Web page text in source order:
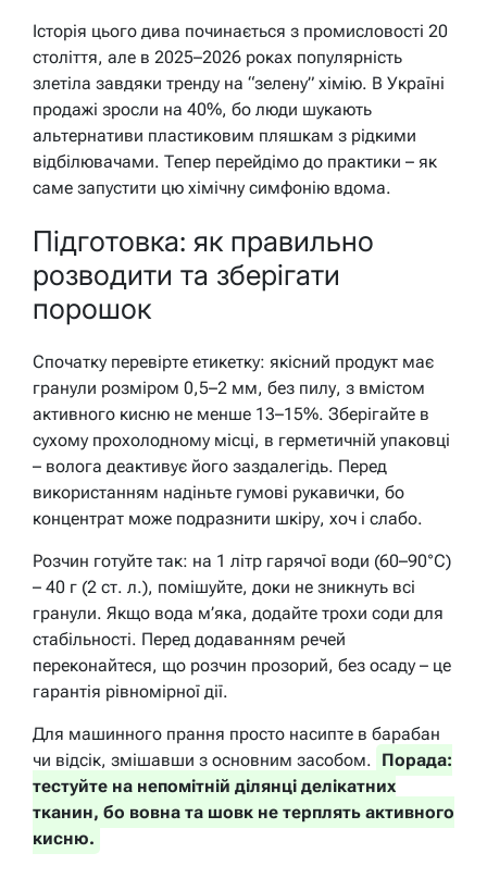
Історія цього дива починається з промисловості 20
століття, але в 2025–2026 роках популярність
злетіла завдяки тренду на “зелену” хімію. В Україні
продажі зросли на 40%, бо люди шукають
альтернативи пластиковим пляшкам з рідкими
відбілювачами. Тепер перейдімо до практики – як
саме запустити цю хімічну симфонію вдома.
Підготовка: як правильно
розводити та зберігати
порошок
Спочатку перевірте етикетку: якісний продукт має
гранули розміром 0,5–2 мм, без пилу, з вмістом
активного кисню не менше 13–15%. Зберігайте в
сухому прохолодному місці, в герметичній упаковці
– волога деактивує його заздалегідь. Перед
використанням надіньте гумові рукавички, бо
концентрат може подразнити шкіру, хоч і слабо.
Розчин готуйте так: на 1 літр гарячої води (60–90°C)
– 40 г (2 ст. л.), помішуйте, доки не зникнуть всі
гранули. Якщо вода м’яка, додайте трохи соди для
стабільності. Перед додаванням речей
переконайтеся, що розчин прозорий, без осаду – це
гарантія рівномірної дії.
Для машинного прання просто насипте в барабан
чи відсік, змішавши з основним засобом. Порада:
тестуйте на непомітній ділянці делікатних
тканин, бо вовна та шовк не терплять активного
кисню.